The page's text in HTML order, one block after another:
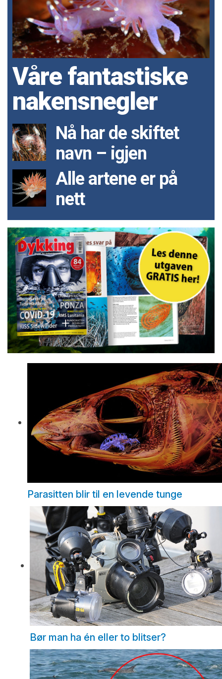
Våre fantastiske
nakensnegler
Nå har de skiftet
navn – igjen
Alle artene er på
nett
Parasitten blir til en levende tunge
Bør man ha én eller to blitser?